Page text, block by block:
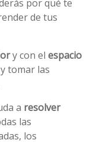
por qué te
de tus
y con el espacio
tomar las
a resolver
las
los